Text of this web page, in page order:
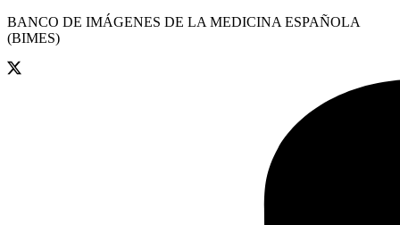
BANCO DE IMÁGENES DE LA MEDICINA ESPAÑOLA
(BIMES)